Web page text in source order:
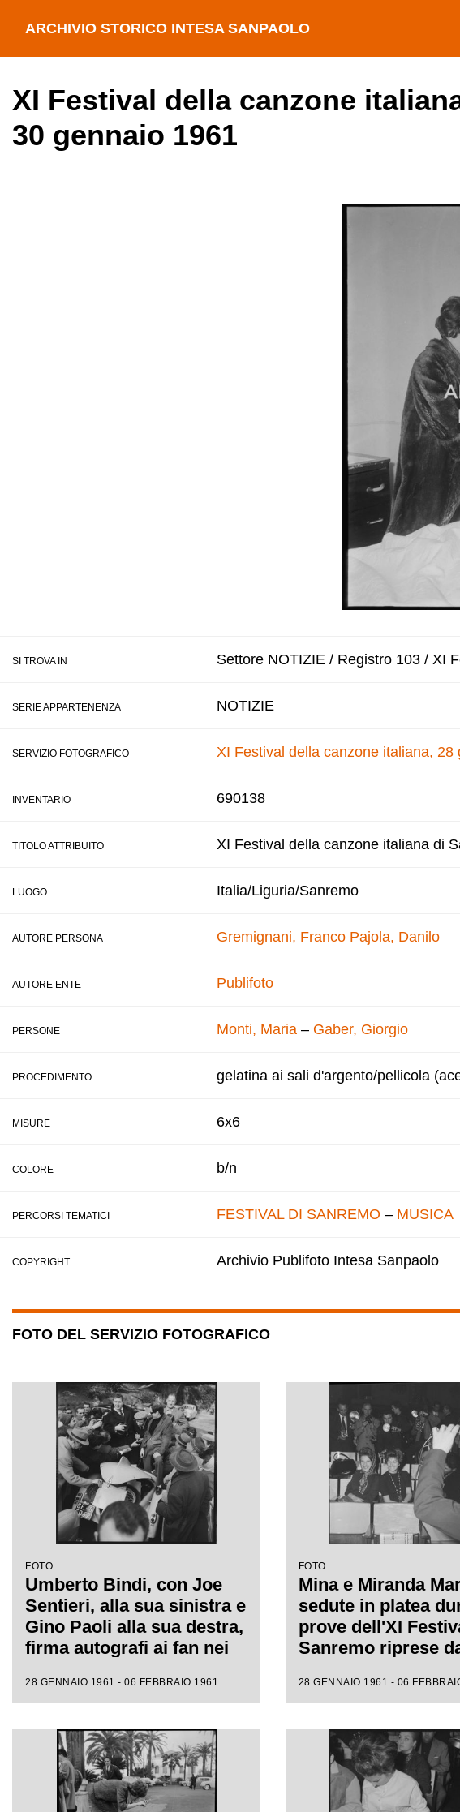
ARCHIVIO STORICO INTESA SANPAOLO
XI Festival della canzone
30 gennaio 1961
SI TROVA IN Settore NOTIZIE / Registro 103 / XI
SERIE APPARTENENZA NOTIZIE
SERVIZIO FOTOGRAFICO XI Festival della canzone italiana,
INVENTARIO 690138
TITOLO ATTRIBUITO XI Festival della canzone italiana di
LUOGO Italia/Liguria/Sanremo
AUTORE PERSONA Gremignani, Franco Pajola, Danilo
AUTORE ENTE Publifoto
PERSONE Monti, Maria – Gaber, Giorgio
PROCEDIMENTO gelatina ai sali d'argento/pellicola
MISURE 6x6
COLORE b/n
PERCORSI TEMATICI FESTIVAL DI SANREMO – MUSICA
COPYRIGHT Archivio Publifoto Intesa Sanpaolo
FOTO DEL SERVIZIO FOTOGRAFICO
FOTO
Umberto Bindi, con Joe
Sentieri, alla sua sinistra e
Gino Paoli alla sua destra,
firma autografi ai fan nei
Sanremo
28 GENNAIO 1961 - 06 FEBBRAIO 1961
FOTO
Mina e Miranda
sedute in platea
prove dell'XI
Sanremo riprese
28 GENNAIO 1961 - 06